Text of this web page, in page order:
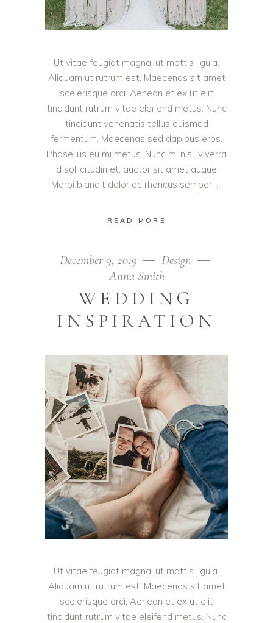
Ut vitae feugiat magna, ut mattis ligula.
Aliquam ut rutrum est. Maecenas sit amet
scelerisque orci. Aenean et ex ut elit
tincidunt rutrum vitae eleifend metus. Nunc
tincidunt venenatis tellus euismod
fermentum. Maecenas sed dapibus eros.
Phasellus eu mi metus. Nunc mi nisl, viverra
id sollicitudin et, auctor sit amet augue.
Morbi blandit dolor ac rhoncus semper.
READ MORE
December 9, 2019
Design
Anna Smith
WEDDING
INSPIRATION
Ut vitae feugiat magna, ut mattis ligula.
Aliquam ut rutrum est. Maecenas sit amet
scelerisque orci. Aenean et ex ut elit
tincidunt rutrum vitae eleifend metus. Nunc